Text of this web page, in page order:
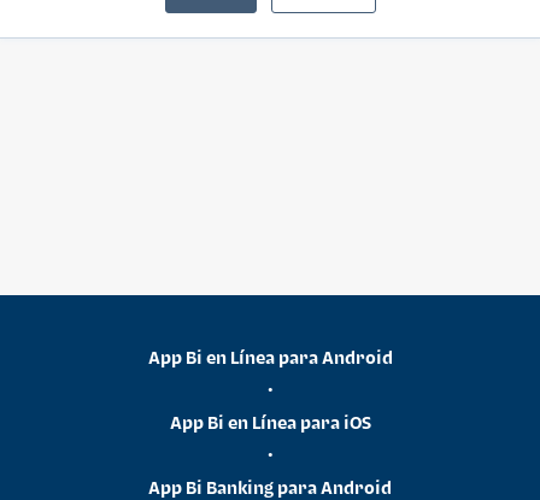
App Bi en Línea para Android
•
App Bi en Línea para iOS
•
App Bi Banking para Android